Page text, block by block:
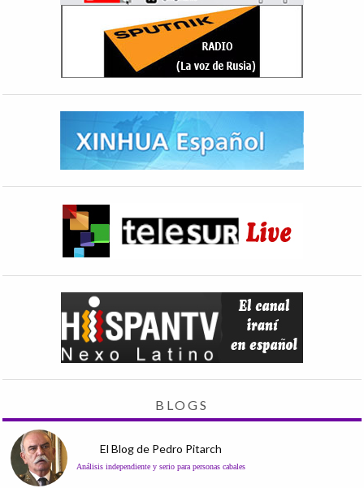
BLOGS
El Blog de Pedro Pitarch
Análisis independiente y serio para personas cabales